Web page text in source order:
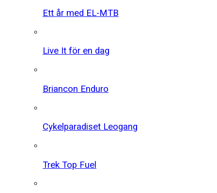
Ett år med EL-MTB
Live It för en dag
Briancon Enduro
Cykelparadiset Leogang
Trek Top Fuel